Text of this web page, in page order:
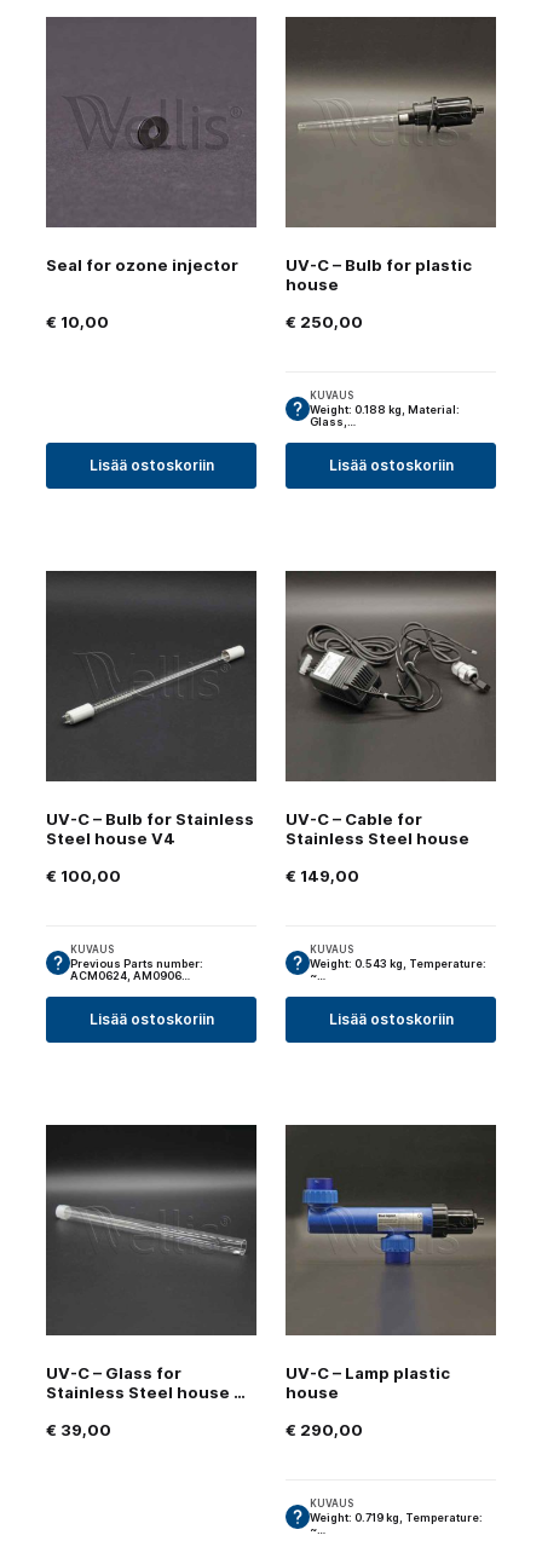
Seal for ozone injector
€ 10,00
Lisää ostoskoriin
UV-C – Bulb for plastic
house
€ 250,00
KUVAUS
Weight: 0.188 kg, Material:
Glass,…
Lisää ostoskoriin
UV-C – Bulb for Stainless
Steel house V4
€ 100,00
KUVAUS
Previous Parts number:
ACM0624, AM0906…
Lisää ostoskoriin
UV-C – Cable for
Stainless Steel house
€ 149,00
KUVAUS
Weight: 0.543 kg, Temperature:
~…
Lisää ostoskoriin
UV-C – Glass for
Stainless Steel house V2
€ 39,00
UV-C – Lamp plastic
house
€ 290,00
KUVAUS
Weight: 0.719 kg, Temperature:
~…